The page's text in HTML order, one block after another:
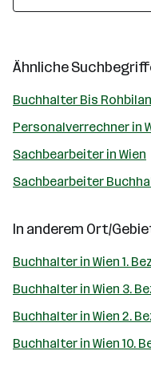
Ähnliche
Buchhalter Bis
Personalverrechner in
Sachbearbeiter in Wien
Sachbearbeiter
In anderem Ort/
Buchhalter in Wien 1.
Buchhalter in Wien 3.
Buchhalter in Wien 2.
Buchhalter in Wien 10.